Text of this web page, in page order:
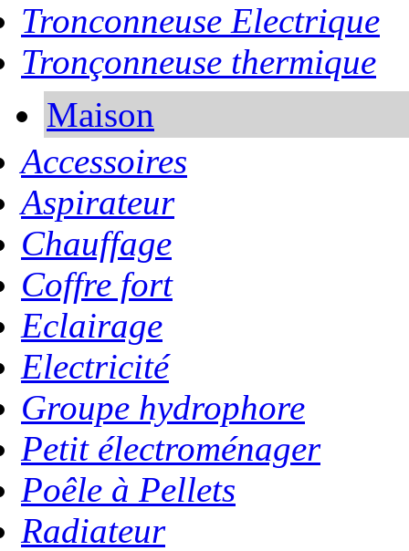
Tronconneuse Electrique
Tronçonneuse thermique
Maison
Accessoires
Aspirateur
Chauffage
Coffre fort
Eclairage
Electricité
Groupe hydrophore
Petit électroménager
Poêle à Pellets
Radiateur